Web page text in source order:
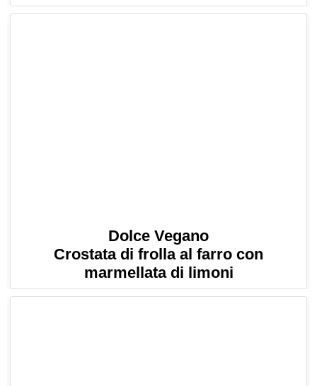
Dolce Vegano
Crostata di frolla al farro con
marmellata di limoni